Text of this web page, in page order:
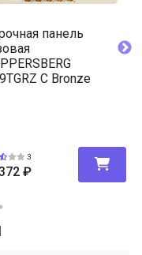
панель
C Bronze
3
₽